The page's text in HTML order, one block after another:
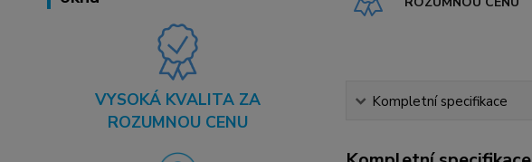
VYSOKÁ KVALITA ZA
ROZUMNOU CENU
Kompletní specifikace